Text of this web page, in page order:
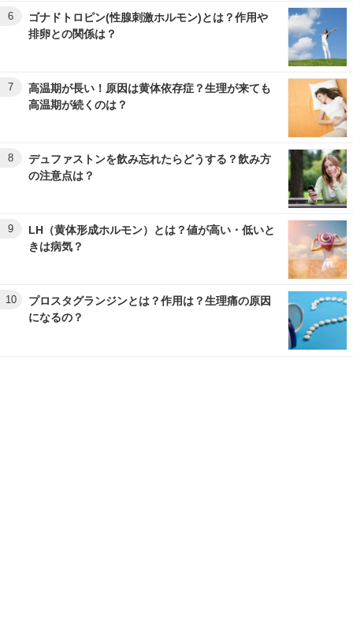
6
ゴナドトロピン(性腺刺激ホルモン)とは？作用や
排卵との関係は？
7
高温期が長い！原因は黄体依存症？生理が来ても
高温期が続くのは？
8
デュファストンを飲み忘れたらどうする？飲み方
の注意点は？
9
LH（黄体形成ホルモン）とは？値が高い・低いと
きは病気？
10
プロスタグランジンとは？作用は？生理痛の原因
になるの？